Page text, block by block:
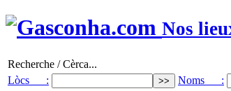
Nos
Recherche / Cèrca...
Lòcs :
Noms :